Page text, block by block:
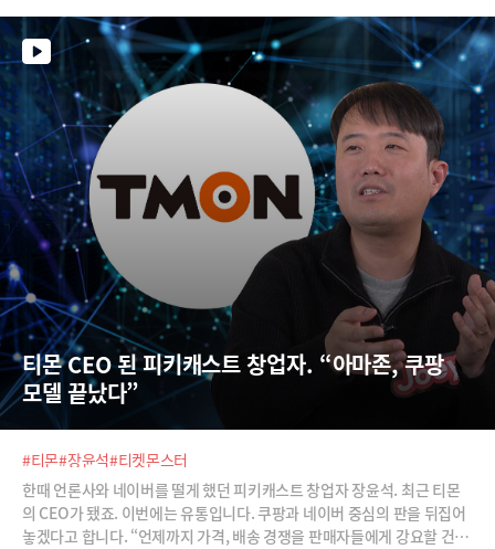
티몬 CEO 된 피키캐스트 창업자. “아마존, 쿠팡
모델 끝났다”
#티몬#장윤석#티켓몬스터
한때 언론사와 네이버를 떨게 했던 피키캐스트 창업자 장윤석. 최근 티몬
의 CEO가 됐죠. 이번에는 유통입니다. 쿠팡과 네이버 중심의 판을 뒤집어
놓겠다고 합니다. “언제까지 가격, 배송 경쟁을 판매자들에게 강요할 건